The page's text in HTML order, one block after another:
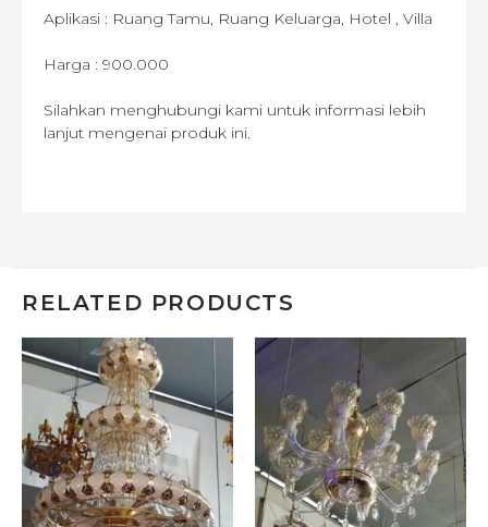
Aplikasi : Ruang Tamu, Ruang Keluarga, Hotel , Villa
Harga : 900.000
Silahkan menghubungi kami untuk informasi lebih
lanjut mengenai produk ini.
RELATED PRODUCTS